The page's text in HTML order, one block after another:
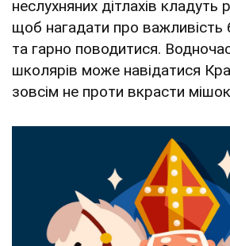
неслухняних дітлахів кладуть
щоб нагадати про важливість
та гарно поводитися.
школярів може навідатися
зовсім не проти вкрасти